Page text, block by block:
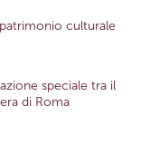
culturale
speciale tra il
di Roma